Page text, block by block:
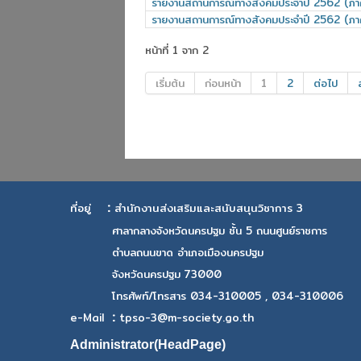
รายงานสถานการณ์ทางสังคมประจำปี 2562 (ภ
หน้าที่ 1 จาก 2
เริ่มต้น ก่อนหน้า 1 2 ต่อไป
ที่อยู่ : สำนักงานส่งเสริมและสนับสนุนวิชาการ 3
ศาลากลางจังหวัดนครปฐม ชั้น 5 ถนนศูนย์ราชการ
ตำบลถนนขาด อำเภอเมืองนครปฐม
จังหวัดนครปฐม 73000
โทรศัพท์/โทรสาร 034-310005 , 034-310006
e-Mail : tpso-3@m-society.go.th
Administrator(HeadPage)